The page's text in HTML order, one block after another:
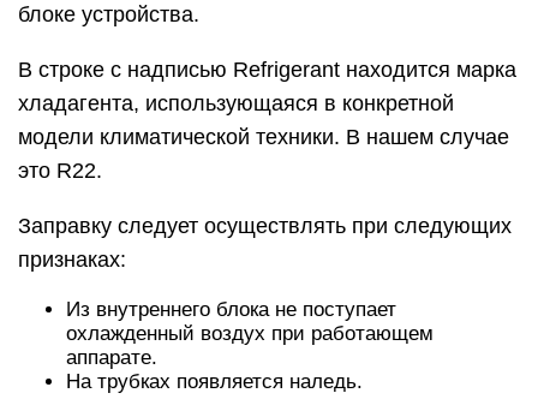
блоке устройства.
В строке с надписью Refrigerant находится марка
хладагента, использующаяся в конкретной
модели климатической техники. В нашем случае
это R22.
Заправку следует осуществлять при следующих
признаках:
Из внутреннего блока не поступает
охлажденный воздух при работающем
аппарате.
На трубках появляется наледь.